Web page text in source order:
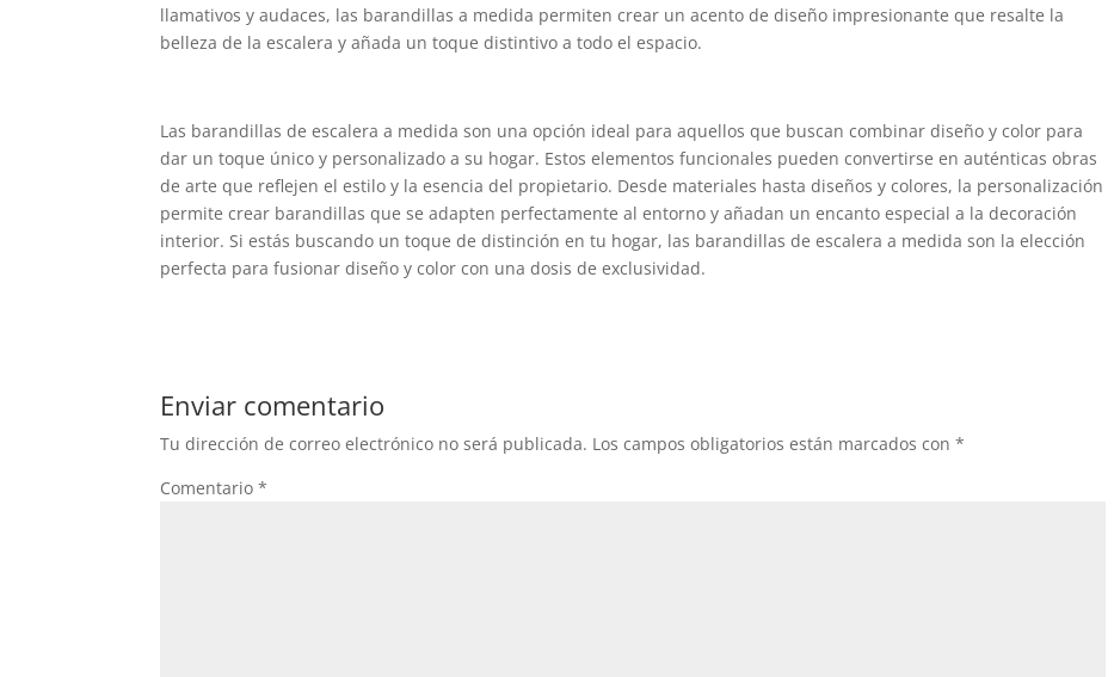
llamativos y audaces, las barandillas a medida permiten crear un acento de diseño impresionante que resalte la
belleza de la escalera y añada un toque distintivo a todo el espacio.
Las barandillas de escalera a medida son una opción ideal para aquellos que buscan combinar diseño y color para
dar un toque único y personalizado a su hogar. Estos elementos funcionales pueden convertirse en auténticas obras
de arte que reflejen el estilo y la esencia del propietario. Desde materiales hasta diseños y colores, la personalización
permite crear barandillas que se adapten perfectamente al entorno y añadan un encanto especial a la decoración
interior. Si estás buscando un toque de distinción en tu hogar, las barandillas de escalera a medida son la elección
perfecta para fusionar diseño y color con una dosis de exclusividad.
Enviar comentario
Tu dirección de correo electrónico no será publicada. Los campos obligatorios están marcados con*
Comentario*